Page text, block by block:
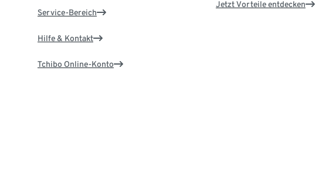
Service-Bereich
Hilfe & Kontakt
Tchibo Online-Konto
Jetzt Vorteile entdecken